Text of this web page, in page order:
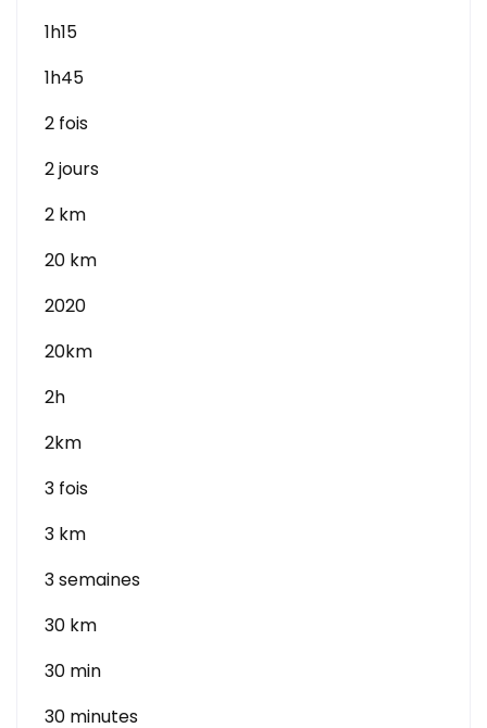
1h15
1h45
2 fois
2 jours
2 km
20 km
2020
20km
2h
2km
3 fois
3 km
3 semaines
30 km
30 min
30 minutes